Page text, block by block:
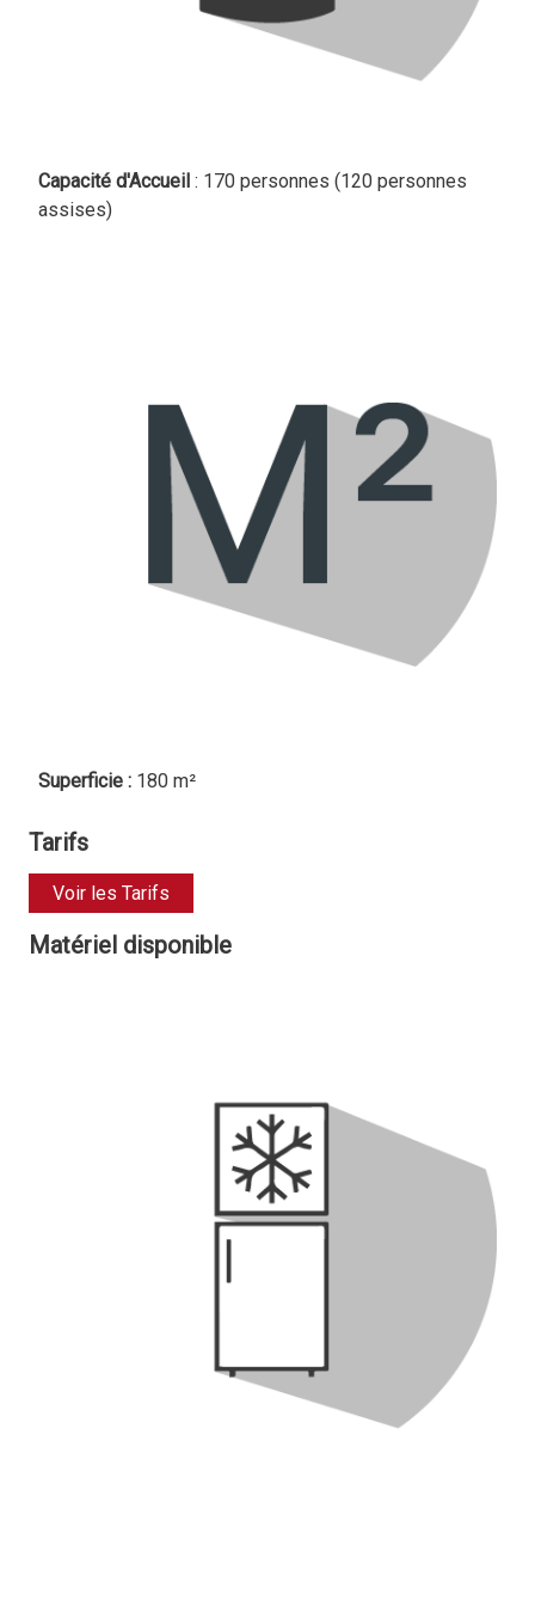
Capacité d'Accueil : 170 personnes (120 personnes
assises)
Superficie : 180 m²
Tarifs
Voir les Tarifs
Matériel disponible